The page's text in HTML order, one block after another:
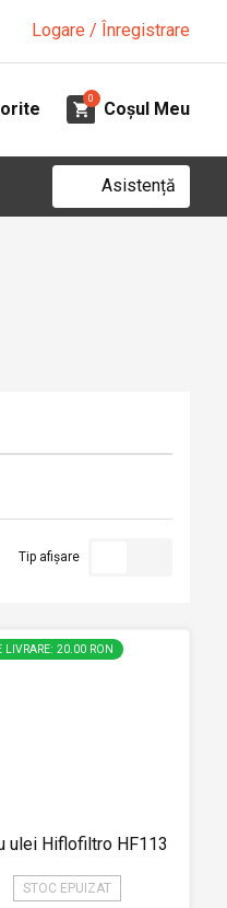
Logare / Înregistrare
0
Coșul Meu
Asistență
Tip afișare
LIVRARE: 20.00 RON
ulei Hiflofiltro HF113
STOC EPUIZAT